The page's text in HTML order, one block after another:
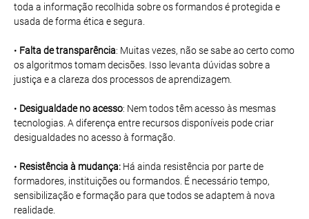
toda a informação recolhida sobre os formandos é protegida e
usada de forma ética e segura.
• Falta de transparência: Muitas vezes, não se sabe ao certo como
os algoritmos tomam decisões. Isso levanta dúvidas sobre a
justiça e a clareza dos processos de aprendizagem.
• Desigualdade no acesso: Nem todos têm acesso às mesmas
tecnologias. A diferença entre recursos disponíveis pode criar
desigualdades no acesso à formação.
• Resistência à mudança: Há ainda resistência por parte de
formadores, instituições ou formandos. É necessário tempo,
sensibilização e formação para que todos se adaptem à nova
realidade.